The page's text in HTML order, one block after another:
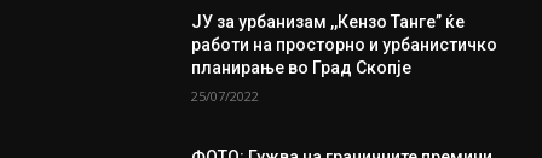
ЈУ за урбанизам ,,Кензо Танге” ќе
работи на просторно и урбанистичко
планирање во Град Скопје
25/07/2022